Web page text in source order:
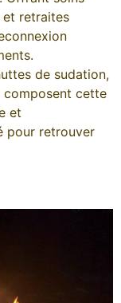
et retraites
de sudation,
composent cette
et
pour retrouver